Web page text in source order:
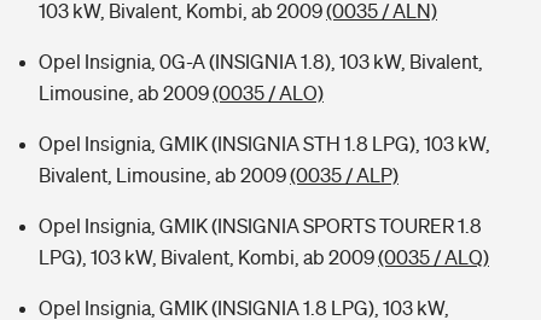
103 kW, Bivalent, Kombi, ab 2009(0035 / ALN)
Opel Insignia, 0G-A (INSIGNIA 1.8), 103 kW, Bivalent,
Limousine, ab 2009(0035 / ALO)
Opel Insignia, GMIK (INSIGNIA STH 1.8 LPG), 103 kW,
Bivalent, Limousine, ab 2009(0035 / ALP)
Opel Insignia, GMIK (INSIGNIA SPORTS TOURER 1.8
LPG), 103 kW, Bivalent, Kombi, ab 2009(0035 / ALQ)
Opel Insignia, GMIK (INSIGNIA 1.8 LPG), 103 kW,